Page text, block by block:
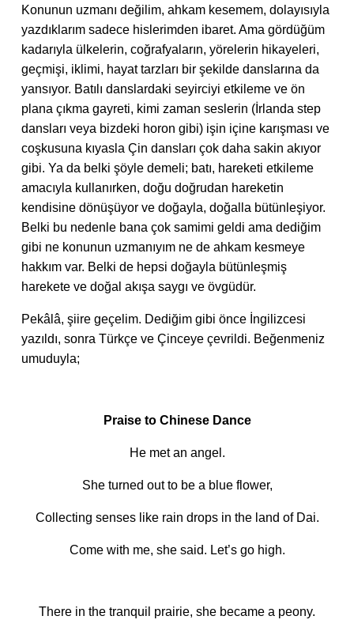
Konunun uzmanı değilim, ahkam kesemem, dolayısıyla
yazdıklarım sadece hislerimden ibaret. Ama gördüğüm
kadarıyla ülkelerin, coğrafyaların, yörelerin hikayeleri,
geçmişi, iklimi, hayat tarzları bir şekilde danslarına da
yansıyor. Batılı danslardaki seyirciyi etkileme ve ön
plana çıkma gayreti, kimi zaman seslerin (İrlanda step
dansları veya bizdeki horon gibi) işin içine karışması ve
coşkusuna kıyasla Çin dansları çok daha sakin akıyor
gibi. Ya da belki şöyle demeli; batı, hareketi etkileme
amacıyla kullanırken, doğu doğrudan hareketin
kendisine dönüşüyor ve doğayla, doğalla bütünleşiyor.
Belki bu nedenle bana çok samimi geldi ama dediğim
gibi ne konunun uzmanıyım ne de ahkam kesmeye
hakkım var. Belki de hepsi doğayla bütünleşmiş
harekete ve doğal akışa saygı ve övgüdür.
Pekâlâ, şiire geçelim. Dediğim gibi önce İngilizcesi
yazıldı, sonra Türkçe ve Çinceye çevrildi. Beğenmeniz
umuduyla;
Praise to Chinese Dance
He met an angel.
She turned out to be a blue flower,
Collecting senses like rain drops in the land of Dai.
Come with me, she said. Let’s go high.
There in the tranquil prairie, she became a peony.